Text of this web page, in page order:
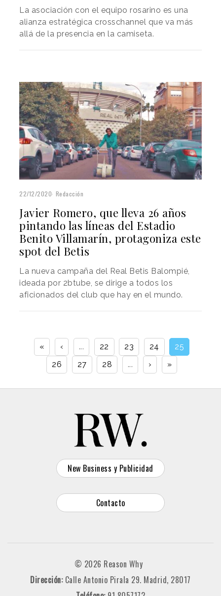
La asociación con el equipo rosarino es una
alianza estratégica crosschannel que va más
allá de la presencia en la camiseta.
22/12/2020 Redacción
Javier Romero, que lleva 26 años
pintando las líneas del Estadio
Benito Villamarín, protagoniza este
spot del Betis
La nueva campaña del Real Betis Balompié,
ideada por 2btube, se dirige a todos los
aficionados del club que hay en el mundo.
« ‹ ... 22 23 24
25
26
27 28 ... › »
New Business y Publicidad
Contacto
© 2026 Reason Why
Dirección: Calle Antonio Pirala 29. Madrid, 28017